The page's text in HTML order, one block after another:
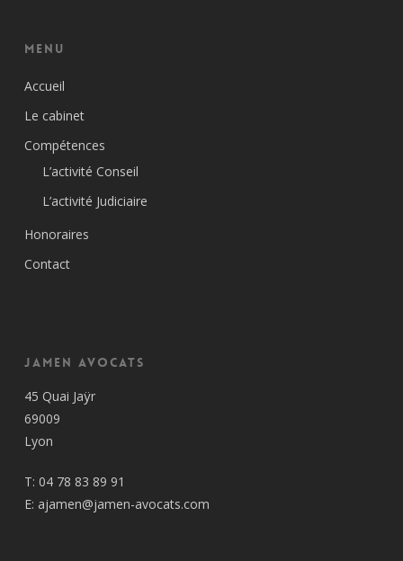
Menu
Accueil
Le cabinet
Compétences
L’activité Conseil
L’activité Judiciaire
Honoraires
Contact
Jamen Avocats
45 Quai Jaÿr
69009
Lyon
T: 04 78 83 89 91
E: ajamen@jamen-avocats.com